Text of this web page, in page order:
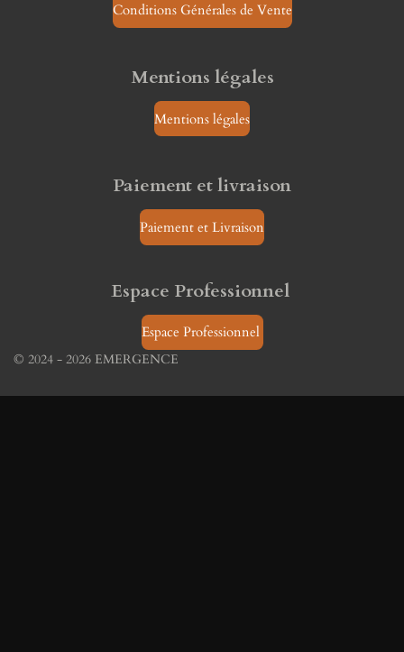
Conditions Générales de Vente
Mentions légales
Mentions légales
Paiement et livraison
Paiement et Livraison
Espace Professionnel
Espace Professionnel
© 2024 - 2026 EMERGENCE